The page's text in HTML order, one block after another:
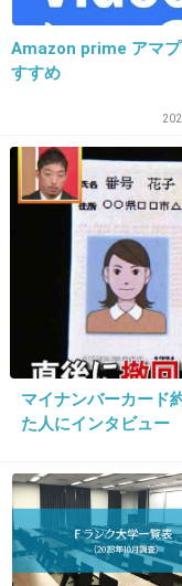
18. 匿名2012/12/22(土) 08:18:30
チャゲ＆飛鳥
ベタだけどドラ
2012/12/22(土) 08:19:17
大黒摩季はよく
20. 匿名2012/12/22(土) 08:20:31
終わりなき旅
Mr.Children
壁にぶち当たっ
Amazon prime アマ
すすめ
マイナンバーカード
た人にインタビュー